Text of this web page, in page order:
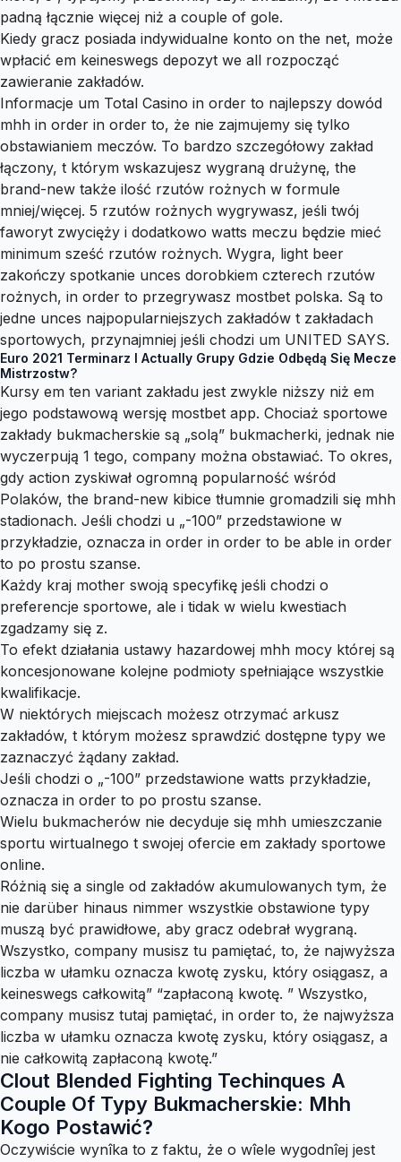
padną łącznie więcej niż a couple of gole.
Kiedy gracz posiada indywidualne konto on the net, może
wpłacić em keineswegs depozyt we all rozpocząć
zawieranie zakładów.
Informacje um Total Casino in order to najlepszy dowód
mhh in order in order to, że nie zajmujemy się tylko
obstawianiem meczów. To bardzo szczegółowy zakład
łączony, t którym wskazujesz wygraną drużynę, the
brand-new także ilość rzutów rożnych w formule
mniej/więcej. 5 rzutów rożnych wygrywasz, jeśli twój
faworyt zwycięży i dodatkowo watts meczu będzie mieć
minimum sześć rzutów rożnych. Wygra, light beer
zakończy spotkanie unces dorobkiem czterech rzutów
rożnych, in order to przegrywasz mostbet polska. Są to
jedne unces najpopularniejszych zakładów t zakładach
sportowych, przynajmniej jeśli chodzi um UNITED SAYS.
Euro 2021 Terminarz I Actually Grupy Gdzie Odbędą Się Mecze
Mistrzostw?
Kursy em ten variant zakładu jest zwykle niższy niż em
jego podstawową wersję mostbet app. Chociaż sportowe
zakłady bukmacherskie są „solą” bukmacherki, jednak nie
wyczerpują 1 tego, company można obstawiać. To okres,
gdy action zyskiwał ogromną popularność wśród
Polaków, the brand-new kibice tłumnie gromadzili się mhh
stadionach. Jeśli chodzi u „-100” przedstawione w
przykładzie, oznacza in order in order to be able in order
to po prostu szanse.
Każdy kraj mother swoją specyfikę jeśli chodzi o
preferencje sportowe, ale i tidak w wielu kwestiach
zgadzamy się z.
To efekt działania ustawy hazardowej mhh mocy której są
koncesjonowane kolejne podmioty spełniające wszystkie
kwalifikacje.
W niektórych miejscach możesz otrzymać arkusz
zakładów, t którym możesz sprawdzić dostępne typy we
zaznaczyć żądany zakład.
Jeśli chodzi o „-100” przedstawione watts przykładzie,
oznacza in order to po prostu szanse.
Wielu bukmacherów nie decyduje się mhh umieszczanie
sportu wirtualnego t swojej ofercie em zakłady sportowe
online.
Różnią się a single od zakładów akumulowanych tym, że
nie darüber hinaus nimmer wszystkie obstawione typy
muszą być prawidłowe, aby gracz odebrał wygraną.
Wszystko, company musisz tu pamiętać, to, że najwyższa
liczba w ułamku oznacza kwotę zysku, który osiągasz, a
keineswegs całkowitą” “zapłaconą kwotę. ” Wszystko,
company musisz tutaj pamiętać, in order to, że najwyższa
liczba w ułamku oznacza kwotę zysku, który osiągasz, a
nie całkowitą zapłaconą kwotę.”
Clout Blended Fighting Techinques A
Couple Of Typy Bukmacherskie: Mhh
Kogo Postawić?
Oczywiście wynîka to z faktu, że o wîele wygodnîej jest